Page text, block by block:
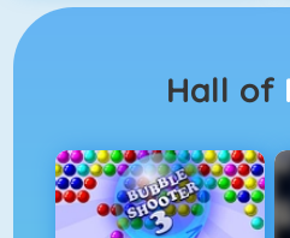
Hall of